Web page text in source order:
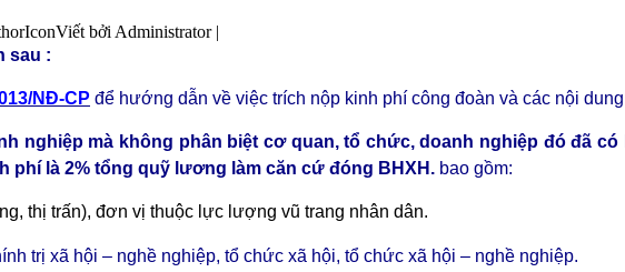
Viết bởi Administrator |
sau :
NĐ-CP để hướng dẫn về việc trích nộp kinh phí công đoàn và các nội
nghiệp mà không phân biệt cơ quan, tổ chức, doanh nghiệp đó đã
là 2% tổng quỹ lương làm căn cứ đóng BHXH. bao gồm:
thị trấn), đơn vị thuộc lực lượng vũ trang nhân dân.
trị xã hội – nghề nghiệp, tổ chức xã hội, tổ chức xã hội – nghề nghiệp.